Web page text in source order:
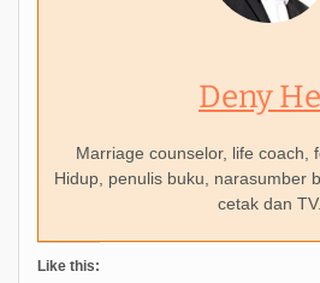
Deny
Marriage counselor, life coach,
Hidup, penulis buku, narasumber
cetak dan TV.
Like this: